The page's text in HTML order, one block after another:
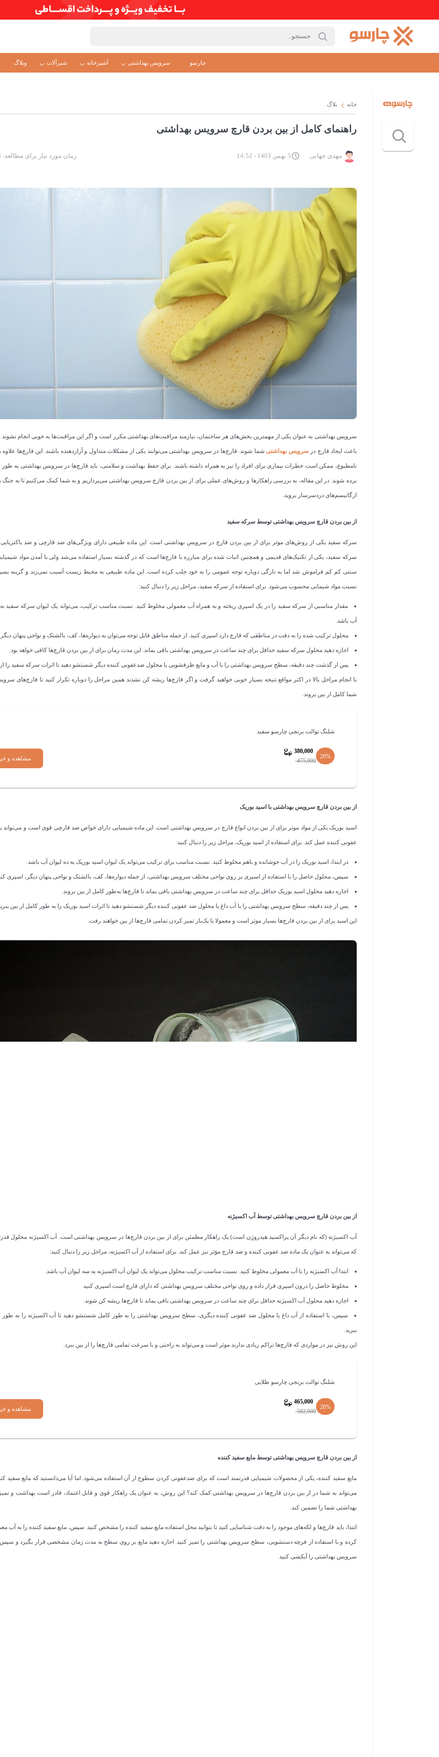
چارسو سرویس بهداشتی آشپزخانه شیرآلات وبلاگ
خانه بلاگ
راهنمای کامل از بین بردن قارچ سرویس بهداشتی
مهدی جهانی 5 بهمن 1403 - 14:52 زمان مورد نیاز برای مطالعه: 8 دقیقه
سرویس بهداشتی به عنوان یکی از مهمترین بخش‌های هر ساختمان، نیازمند مراقبت‌های بهداشتی مکرر است و اگر این مراقبت‌ها به خوبی انجام
باعث ایجاد قارچ درسرویس بهداشتیشما شوند. قارچ‌ها در سرویس بهداشتی می‌توانند یکی از مشکلات متداول و آزاردهنده باشند. این قارچ‌ها علاوه
نامطبوع، ممکن است خطرات بیماری برای افراد را نیز به همراه داشته باشند. برای حفظ بهداشت و سلامتی، باید قارچ‌ها در سرویس بهداشتی به طور
برده شوند. در این مقاله، به بررسی راهکارها و روش‌های عملی برای از بین بردن قارچ سرویس بهداشتی می‌پردازیم و به شما کمک می‌کنیم تا به جنگ
ارگانیسم‌های دردسرساز بروید.
از بین بردن قارچ سرویس بهداشتی توسط سرکه سفید
سرکه سفید یکی از روش‌های موثر برای از بین بردن قارچ در سرویس بهداشتی است. این ماده طبیعی دارای ویژگی‌های ضد قارچی و ضد
سرکه سفید، یکی از تکنیک‌های قدیمی و همچنین اثبات شده برای مبارزه با قارچ‌ها است که در گذشته بسیار استفاده می‌شد ولی با آمدن مواد
سنتی کم کم فراموش شد اما به تازگی دوباره توجه عمومی را به خود جلب کرده است. این ماده طبیعی به محیط زیست آسیب نمی‌زند و گزینه
نسبت مواد شیمایی محسوب می‌شود. برای استفاده از سرکه سفید، مراحل زیر را دنبال کنید:
مقدار مناسبی از سرکه سفید را در یک اسپری ریخته و به همراه آب معمولی مخلوط کنید. نسبت مناسب ترکیب، می‌تواند یک لیوان سرکه سفید به
آب باشد.
محلول ترکیب شده را به دقت در مناطقی که قارچ دارد اسپری کنید. از جمله مناطق قابل توجه می‌توان به دیواره‌ها، کف، بالشتک و نواحی پنهان
اجازه دهید محلول سرکه سفید حداقل برای چند ساعت در سرویس بهداشتی باقی بماند. این مدت زمان برای از بین بردن قارچ‌ها کافی خواهد بود.
پس از گذشت چند دقیقه، سطح سرویس بهداشتی را با آب و مایع ظرفشویی یا محلول ضدعفونی کننده دیگر شستشو دهید تا اثرات سرکه سفید را از
با انجام مراحل بالا در اکثر مواقع نتیجه بسیار خوبی خواهید گرفت و اگر قارچ‌ها ریشه کن نشدند همین مراحل را دوباره تکرار کنید تا قارچ‌های
شما کامل از بین بروند.
شلنگ توالت برنجی چارسو سفید
20%
475,000
380,000
فعلی
380,000
مشاهده و
از بین بردن قارچ سرویس بهداشتی با اسید بوریک
اسید بوریک یکی از مواد موثر برای از بین بردن انواع قارچ در سرویس بهداشتی است. این ماده شیمیایی دارای خواص ضد قارچی قوی است و می‌تواند
عفونی کننده عمل کند. برای استفاده از اسید بوریک، مراحل زیر را دنبال کنید:
در ابتدا، اسید بوریک را در آب جوشانده و باهم مخلوط کنید. نسبت مناسب برای ترکیب می‌تواند یک لیوان اسید بوریک به ده لیوان آب باشد.
سپس، محلول حاصل را با استفاده از اسپری بر روی نواحی مختلف سرویس بهداشتی، از جمله دیواره‌ها، کف، بالشتک و نواحی پنهان دیگر، اسپری
اجازه دهید محلول اسید بوریک حداقل برای چند ساعت در سرویس بهداشتی باقی بماند تا قارچ‌ها به‌طور کامل از بین بروند.
پس از چند دقیقه، سطح سرویس بهداشتی را با آب داغ یا محلول ضد عفونی کننده دیگر شستشو دهید تا اثرات اسید بوریک را به طور کامل از بین
این اسید برای از بین بردن قارچ‌ها بسیار موثر است و معمولا با یک‌بار تمیز کردن تمامی قارچ‌ها از بین خواهند رفت.
از بین بردن قارچ سرویس بهداشتی توسط آب اکسیژنه
آب اکسیژنه (که نام دیگر آن پراکسید هیدروژن است) یک راهکار مطمئن برای از بین بردن قارچ‌ها در سرویس بهداشتی است. آب اکسیژنه محلول
که می‌تواند به عنوان یک ماده ضد عفونی کننده و ضد قارچ مؤثر نیز عمل کند. برای استفاده از آب اکسیژنه، مراحل زیر را دنبال کنید:
ابتدا آب اکسیژنه را با آب معمولی مخلوط کنید. نسبت مناسب ترکیب محلول می‌تواند یک لیوان آب اکسیژنه به سه لیوان آب باشد.
مخلوط حاصل را درون اسپری قرار داده و روی نواحی مختلف سرویس بهداشتی که دارای قارچ است اسپری کنید.
اجازه دهید محلول آب اکسیژنه حداقل برای چند ساعت در سرویس بهداشتی باقی بماند تا قارچ‌ها ریشه کن شوند.
سپس، با استفاده از آب داغ یا محلول ضد عفونی کننده دیگری، سطح سرویس بهداشتی را به طور کامل شستشو دهید تا آب اکسیژنه را به طور
ببرید.
این روش نیز در مواردی که قارچ‌ها تراکم زیادی ندارند موثر است و می‌تواند به راحتی و با سرعت تمامی قارچ‌ها را از بین ببرد.
شلنگ توالت برنجی چارسو طلایی
20%
582,000
465,000
فعلی
465,000
مشاهده و
از بین بردن قارچ سرویس بهداشتی توسط مایع سفید کننده
مایع سفید کننده، یکی از محصولات شیمیایی قدرتمند است که برای ضدعفونی کردن سطوح از آن استفاده می‌شود. اما آیا می‌دانستید که مایع سفید
می‌تواند به شما در از بین بردن قارچ‌ها در سرویس بهداشتی کمک کند؟ این روش، به عنوان یک راهکار قوی و قابل اعتماد، قادر است بهداشت و
بهداشتی شما را تضمین کند.
ابتدا، باید قارچ‌ها و لکه‌های موجود را به دقت شناسایی کنید تا بتوانید محل استفاده مایع سفید کننده را مشخص کنید. سپس، مایع سفید کننده را به آب
کرده و با استفاده از فرچه دستشویی، سطح سرویس بهداشتی را تمیز کنید. اجازه دهید مایع بر روی سطح به مدت زمان مشخصی قرار بگیرد و سپس
سرویس بهداشتی را آبکشی کنید.
توالت فرنگی گاتریا مدل ساترون آبی توالت فرنگی گاتریا مدل ژوپیتر مشکی